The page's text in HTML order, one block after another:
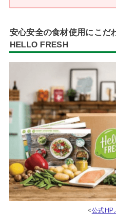
安心安全の食材使用にこだ
HELLO FRESH
<公式HP